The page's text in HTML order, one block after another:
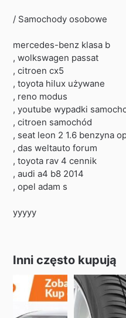
/ Samochody osobowe
mercedes-benz klasa b
, wolkswagen passat
, citroen cx5
, toyota hilux używane
, reno modus
, youtube wypadki
, citroen samochód
, seat leon 2 1.6 benzyna
, das weltauto forum
, toyota rav 4 cennik
, audi a4 b8 2014
, opel adam s
yyyyy
Inni często kupują